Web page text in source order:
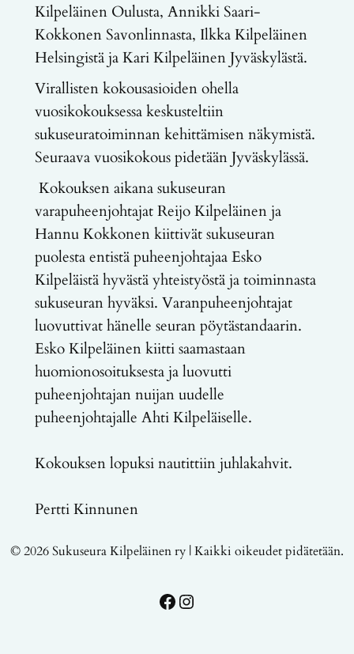
Kilpeläinen Oulusta, Annikki Saari-
Kokkonen Savonlinnasta, Ilkka Kilpeläinen
Helsingistä ja Kari Kilpeläinen Jyväskylästä.
Virallisten kokousasioiden ohella
vuosikokouksessa keskusteltiin
sukuseuratoiminnan kehittämisen näkymistä.
Seuraava vuosikokous pidetään Jyväskylässä.
Kokouksen aikana sukuseuran
varapuheenjohtajat Reijo Kilpeläinen ja
Hannu Kokkonen kiittivät sukuseuran
puolesta entistä puheenjohtajaa Esko
Kilpeläistä hyvästä yhteistyöstä ja toiminnasta
sukuseuran hyväksi. Varanpuheenjohtajat
luovuttivat hänelle seuran pöytästandaarin.
Esko Kilpeläinen kiitti saamastaan
huomionosoituksesta ja luovutti
puheenjohtajan nuijan uudelle
puheenjohtajalle Ahti Kilpeläiselle.
Kokouksen lopuksi nautittiin juhlakahvit.
Pertti Kinnunen
© 2026 Sukuseura Kilpeläinen ry | Kaikki oikeudet pidätetään.
Facebook
Instagram